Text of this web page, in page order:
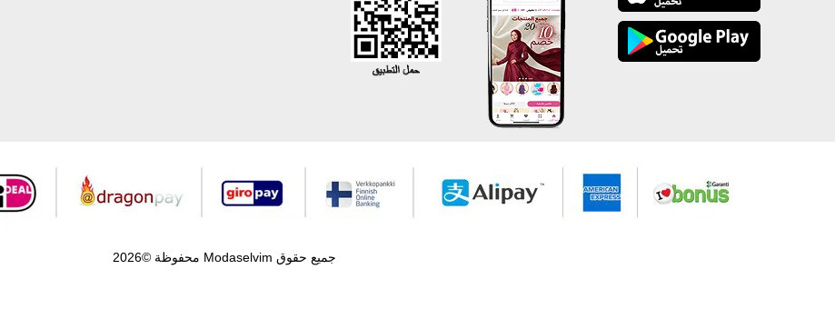
جميع حقوق Modaselvim محفوظة ©2026